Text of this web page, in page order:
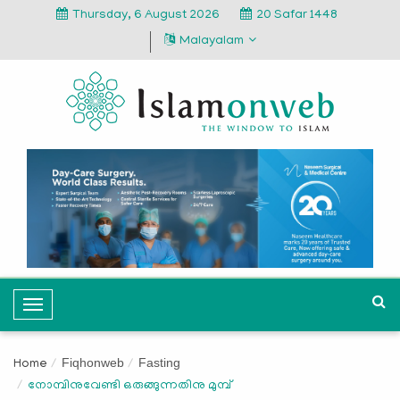
Thursday, 6 August 2026
20 Safar 1448
Malayalam
T
o
g
l
Home Fiqhonweb Fasting
നോമ്പിനുവേണ്ടി ഒരുങ്ങുന്നതിനു മുമ്പ്